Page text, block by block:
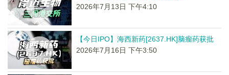
2026年7月13日 下午4:10
【今日IPO】海西新药[2637.HK]脑瘤药获批
2026年7月16日 下午3:50